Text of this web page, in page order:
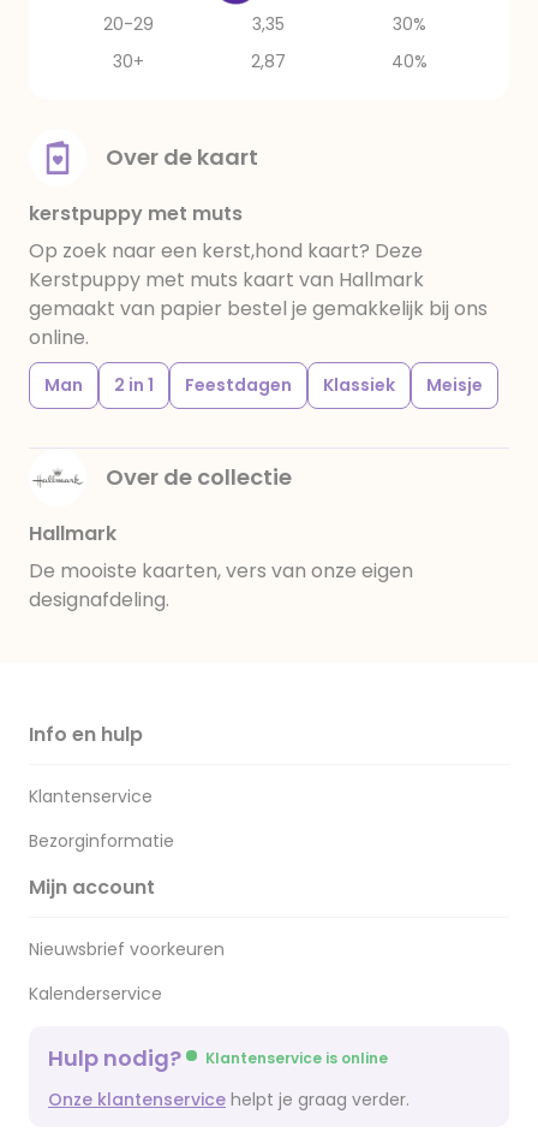
20-29
3,35
30%
30+
2,87 40%
Over de kaart
kerstpuppy met muts
Op zoek naar een kerst,hond kaart? Deze
Kerstpuppy met muts kaart van Hallmark
gemaakt van papier bestel je gemakkelijk bij ons
online.
Man 2 in 1 Feestdagen Klassiek Meisje
Over de collectie
Hallmark
De mooiste kaarten, vers van onze eigen
designafdeling.
Info en hulp
Klantenservice
Bezorginformatie
Mijn account
Nieuwsbrief voorkeuren
Kalenderservice
Hulp nodig? Klantenservice is online
Onze klantenservice helpt je graag verder.